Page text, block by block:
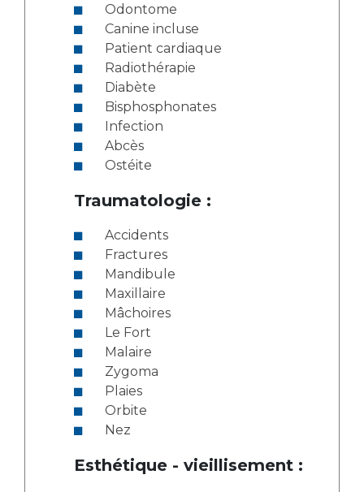
Odontome
Canine incluse
Patient cardiaque
Radiothérapie
Diabète
Bisphosphonates
Infection
Abcès
Ostéite
Traumatologie :
Accidents
Fractures
Mandibule
Maxillaire
Mâchoires
Le Fort
Malaire
Zygoma
Plaies
Orbite
Nez
Esthétique - vieillisement :